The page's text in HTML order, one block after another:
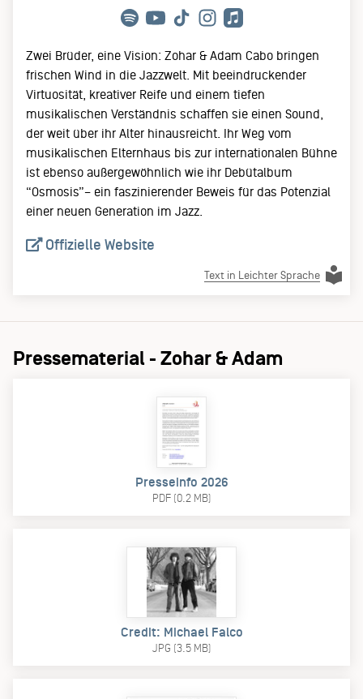
Zwei Brüder, eine Vision: Zohar & Adam Cabo bringen
frischen Wind in die Jazzwelt. Mit beeindruckender
Virtuosität, kreativer Reife und einem tiefen
musikalischen Verständnis schaffen sie einen Sound,
der weit über ihr Alter hinausreicht. Ihr Weg vom
musikalischen Elternhaus bis zur internationalen Bühne
ist ebenso außergewöhnlich wie ihr Debütalbum
“Osmosis”– ein faszinierender Beweis für das Potenzial
einer neuen Generation im Jazz.
Offizielle Website
Text in Leichter Sprache
Pressematerial - Zohar & Adam
Presseinfo 2026
PDF (0.2 MB)
Credit: Michael Falco
JPG (3.5 MB)